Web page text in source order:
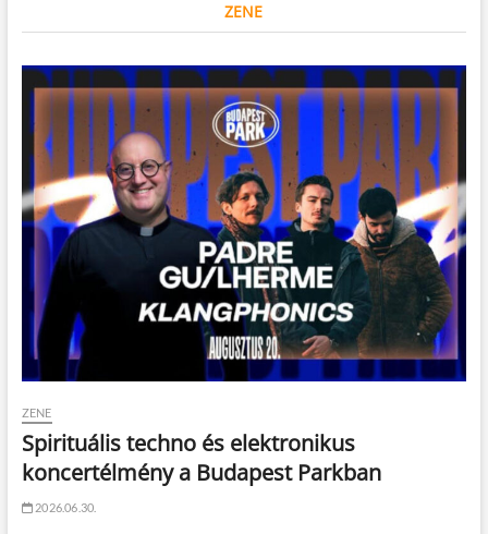
ZENE
ZENE
Spirituális techno és elektronikus
koncertélmény a Budapest Parkban
2026.06.30.